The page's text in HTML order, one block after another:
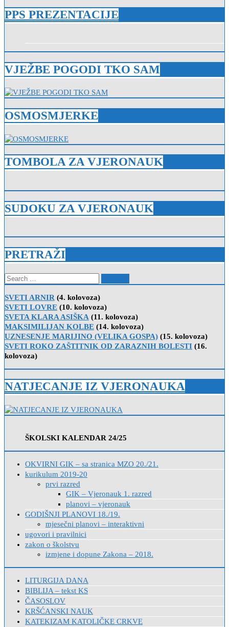
PPS PREZENTACIJE
VJEŽBE POGODI TKO SAM
OSMOSMJERKE
TOMBOLA ZA VJERONAUK
SUDOKU ZA VJERONAUK
PRETRAŽI
Search
for:
SVETI ARNIR (4. kolovoza)
SVETI LOVRE (10. kolovoza)
SVETA KLARA ASIŠKA (11. kolovoza)
MAKSIMILIJAN KOLBE (14. kolovoza)
UZNESENJE MARIJINO (VELIKA GOSPA) (15. kolovoza)
SVETI ROKO ZAŠTITNIK OD ZARAZNIH BOLESTI (16.
kolovoza)
NATJECANJE IZ VJERONAUKA
ŠKOLSKI KALENDAR 24/25
OKVIRNI GIK – sa stranica MZO 20./21.
kurikulum 2019-20
prvi razred
GIK – Vjeronauk 1. razred
planovi – vjeronauk
GODIŠNJI PLANOVI 18./19.
mjesečni planovi – interaktivni
ugovori i pravilnici
zakon o školstvu
izmjene i dopune Zakona – 2018.
LITURGIJA DANA
BIBLIJA – tekst KS
ČASOSLOV
KRŠĆANSKI NAUK
KATEKIZAM KATOLIČKE CRKVE